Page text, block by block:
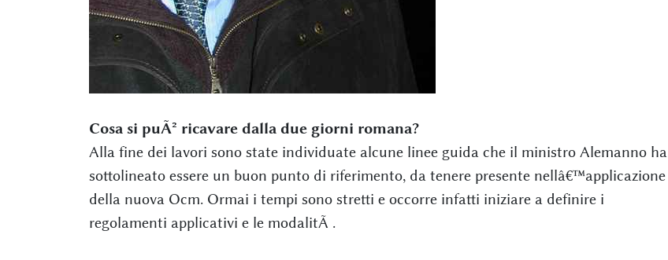
Cosa si puÃ² ricavare dalla due giorni romana?
Alla fine dei lavori sono state individuate alcune linee guida che il ministro Alemanno ha
sottolineato essere un buon punto di riferimento, da tenere presente nellâ€™applicazione
della nuova Ocm. Ormai i tempi sono stretti e occorre infatti iniziare a definire i
regolamenti applicativi e le modalitÃ .